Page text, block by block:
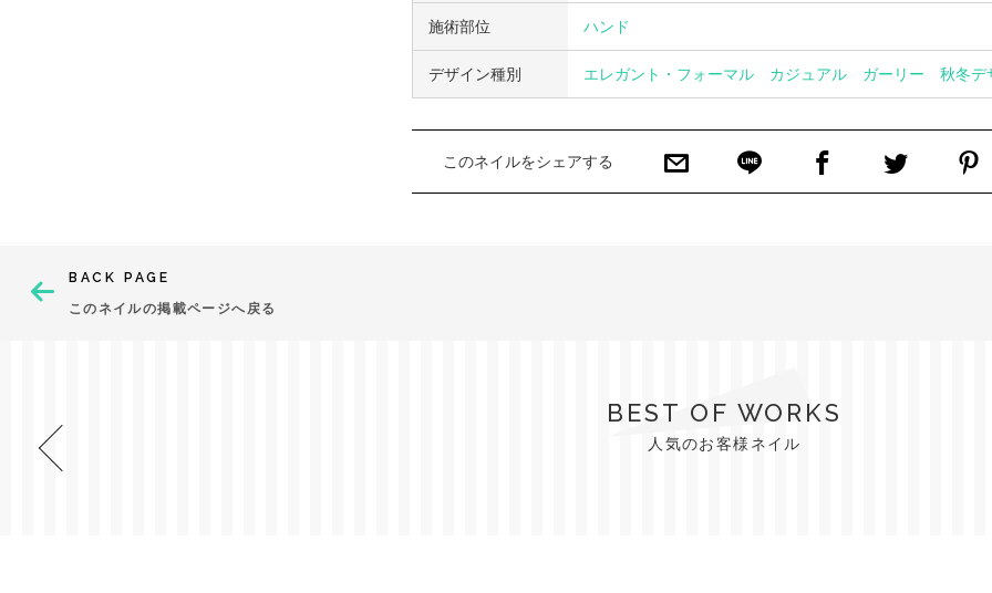
施術部位 ハンド
デザイン種別 エレガント・フォーマル カジュアル ガーリー 秋冬デ
このネイルをシェアする
BACK PAGE
このネイルの掲載ページへ戻る
BEST OF WORKS
人気のお客様ネイル